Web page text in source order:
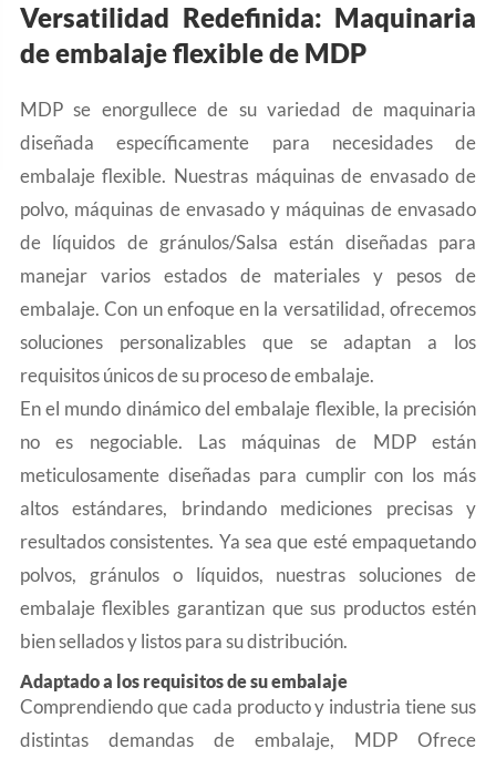
Versatilidad Redefinida: Maquinaria
de embalaje flexible de MDP
MDP se enorgullece de su variedad de maquinaria
diseñada específicamente para necesidades de
embalaje flexible. Nuestras máquinas de envasado de
polvo, máquinas de envasado y máquinas de envasado
de líquidos de gránulos/Salsa están diseñadas para
manejar varios estados de materiales y pesos de
embalaje. Con un enfoque en la versatilidad, ofrecemos
soluciones personalizables que se adaptan a los
requisitos únicos de su proceso de embalaje.
En el mundo dinámico del embalaje flexible, la precisión
no es negociable. Las máquinas de MDP están
meticulosamente diseñadas para cumplir con los más
altos estándares, brindando mediciones precisas y
resultados consistentes. Ya sea que esté empaquetando
polvos, gránulos o líquidos, nuestras soluciones de
embalaje flexibles garantizan que sus productos estén
bien sellados y listos para su distribución.
Adaptado a los requisitos de su embalaje
Comprendiendo que cada producto y industria tiene sus
distintas demandas de embalaje, MDP Ofrece